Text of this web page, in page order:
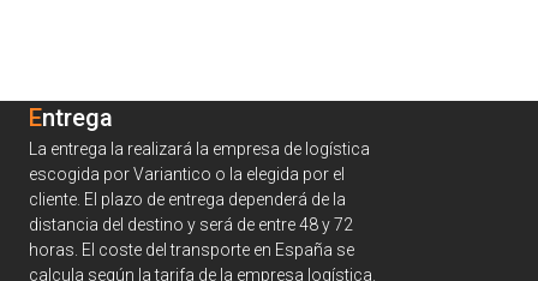
Entrega
La entrega la realizará la empresa de logística
escogida por Variantico o la elegida por el
cliente. El plazo de entrega dependerá de la
distancia del destino y será de entre 48 y 72
horas. El coste del transporte en España se
calcula según la tarifa de la empresa logística.